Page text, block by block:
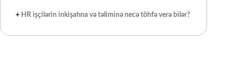
+ HR işçilərin inkişafına və təliminə necə töhfə verə bilər?